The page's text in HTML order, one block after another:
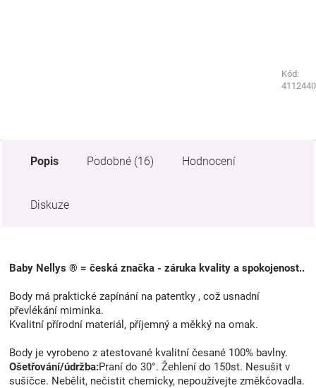
Kód:
Kód:
Popis Podobné (16) Hodnocení
Diskuze
Baby Nellys ® = česká značka - záruka kvality a spokojenost..
Body má praktické zapínání na patentky , což usnadní
převlékání miminka.
Kvalitní přírodní materiál, příjemný a měkký na omak.
Body je vyrobeno z atestované kvalitní česané 100% bavlny.
Ošetřování/údržba:Praní do 30°. Žehlení do 150st. Nesušit v
sušičce. Nebělit, nečistit chemicky, nepoužívejte změkčovadla.